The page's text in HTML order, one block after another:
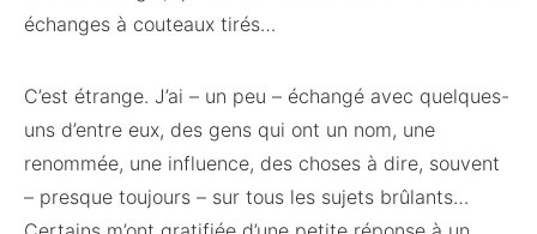
échanges à couteaux tirés…
C’est étrange. J’ai – un peu – échangé avec quelques-
uns d’entre eux, des gens qui ont un nom, une
renommée, une influence, des choses à dire, souvent
– presque toujours – sur tous les sujets brûlants…